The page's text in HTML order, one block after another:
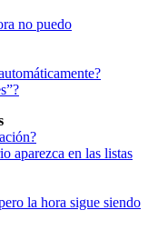
no puedo
aparezca en las listas
la hora sigue siendo